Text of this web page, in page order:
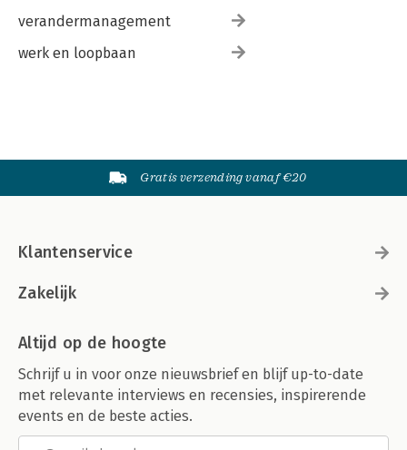
verandermanagement
werk en loopbaan
Gratis verzending vanaf €20
Klantenservice
Zakelijk
Altijd op de hoogte
Schrijf u in voor onze nieuwsbrief en blijf up-to-date
met relevante interviews en recensies, inspirerende
events en de beste acties.